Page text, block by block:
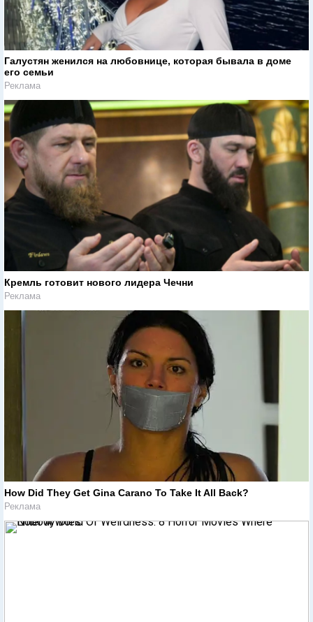
Галустян женился на любовнице, которая бывала в доме
его семьи
Реклама
Кремль готовит нового лидера Чечни
Реклама
How Did They Get Gina Carano To Take It All Back?
Реклама